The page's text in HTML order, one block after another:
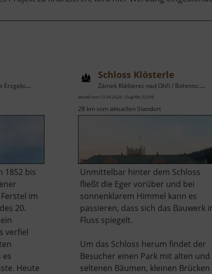
1852 bis
im
20.
verfiel
es
Heute
Schloss Klösterle
Zámek Klášterec nad Ohří / Böhmisches Erzgebirge
aktuell vom 13.04.2026 / Zugriffe: 32599
28 km vom aktuellen Standort
Unmittelbar hinter dem Schloss
fließt die Eger vorüber und bei
sonnenklarem Himmel kann es
passieren, dass sich das Bauwerk
Fluss spiegelt.
Um das Schloss herum findet der
Besucher einen Park mit alten und
seltenen Bäumen, kleinen Brücken